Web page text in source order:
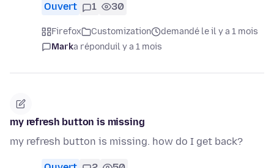
Ouvert 1 30
Firefox Customization
demandé le il y a 1 mois
Marka réponduil y a 1 mois
my refresh button is missing
my refresh button is missing. how do I get back?